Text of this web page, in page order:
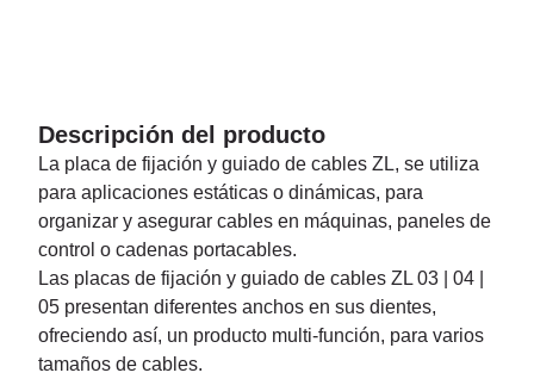
Descripción del producto
La placa de fijación y guiado de cables ZL, se utiliza
para aplicaciones estáticas o dinámicas, para
organizar y asegurar cables en máquinas, paneles de
control o cadenas portacables.
Las placas de fijación y guiado de cables ZL 03 | 04 |
05 presentan diferentes anchos en sus dientes,
ofreciendo así, un producto multi-función, para varios
tamaños de cables.